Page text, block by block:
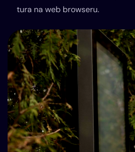
tura na web browseru.